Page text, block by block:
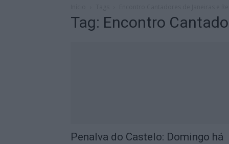
Tag: Encontro
Penalva do Castelo: Domingo há